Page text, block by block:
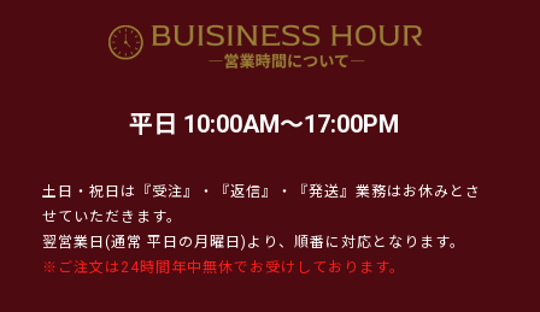
平日 10:00AM～17:00PM
土日・祝日は『受注』・『返信』・『発送』業務はお休みとさ
せていただきます。
翌営業日(通常 平日の月曜日)より、順番に対応となります。
※ご注文は24時間年中無休でお受けしております。